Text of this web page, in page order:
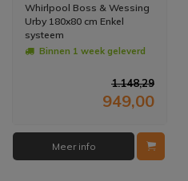
Whirlpool Boss & Wessing
Urby 180x80 cm Enkel
systeem
Binnen 1 week geleverd
1.148,29
949,00
Meer info